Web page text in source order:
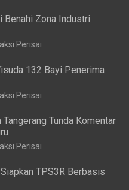
Benahi Zona Industri
Perisai
132 Bayi Penerima
Perisai
Tunda Komentar
Perisai
TPS3R Berbasis